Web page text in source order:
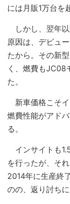
には月販1万台を
しかし、翌年
原因は、デビュ
たから。その新
く、燃費もJC08
た。
新車価格こそ
燃費性能がアド
る。
インサイトも
を行ったが、そ
2014年に生産終
のの、返り討ち